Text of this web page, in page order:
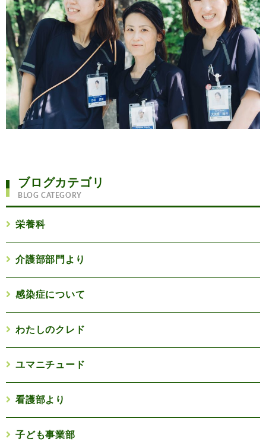
ブログカテゴリ
BLOG CATEGORY
栄養科
介護部部門より
感染症について
わたしのクレド
ユマニチュード
看護部より
子ども事業部